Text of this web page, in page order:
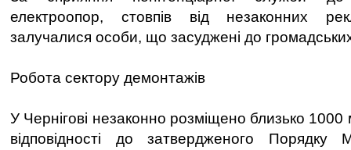
електроопор, стовпів від незаконних
залучалися особи, що засуджені до
Робота сектору демонтажів
У Чернігові незаконно розміщено близько 1000
відповідності до затвердженого Порядку